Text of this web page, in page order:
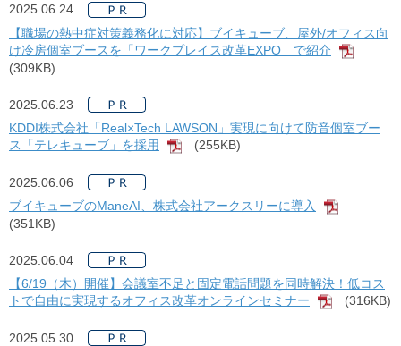
2025.06.24
【職場の熱中症対策義務化に対応】ブイキューブ、屋外/オフィス向
け冷房個室ブースを「ワークプレイス改革EXPO」で紹介
(309KB)
2025.06.23
KDDI株式会社「Real×Tech LAWSON」実現に向けて防音個室ブー
ス「テレキューブ」を採用
[PDF]
(255KB)
2025.06.06
ブイキューブのManeAI、株式会社アークスリーに導入
(351KB)
2025.06.04
【6/19（木）開催】会議室不足と固定電話問題を同時解決！低コス
トで自由に実現するオフィス改革オンラインセミナー
[PDF]
(316KB)
2025.05.30